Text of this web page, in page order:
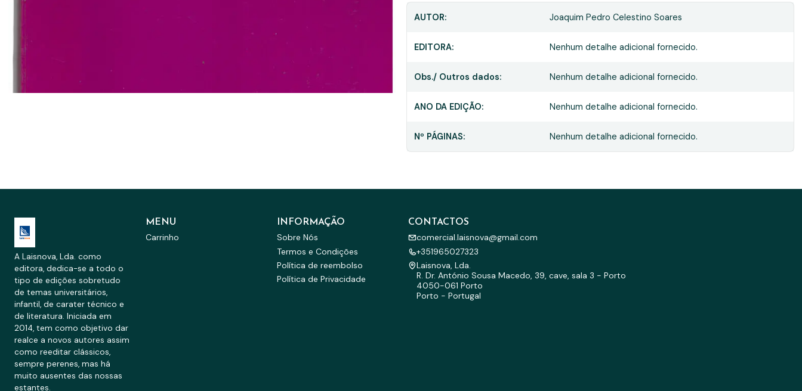
AUTOR: Joaquim Pedro Celestino Soares
EDITORA: Nenhum detalhe adicional fornecido.
Obs./ Outros dados: Nenhum detalhe adicional fornecido.
ANO DA EDIÇÃO: Nenhum detalhe adicional fornecido.
Nº PÁGINAS: Nenhum detalhe adicional fornecido.
A Laisnova, Lda. como
editora, dedica-se a todo o
tipo de edições sobretudo
de temas universitários,
infantil, de carater técnico e
de literatura. Iniciada em
2014, tem como objetivo dar
realce a novos autores assim
como reeditar clássicos,
sempre perenes, mas há
muito ausentes das nossas
estantes.
MENU
Carrinho
INFORMAÇÃO
Sobre Nós
Termos e Condições
Política de reembolso
Política de Privacidade
CONTACTOS
comercial.laisnova@gmail.com
+351965027323
Laisnova, Lda.
R. Dr. António Sousa Macedo, 39, cave, sala 3 - Porto
4050-061 Porto
Porto - Portugal